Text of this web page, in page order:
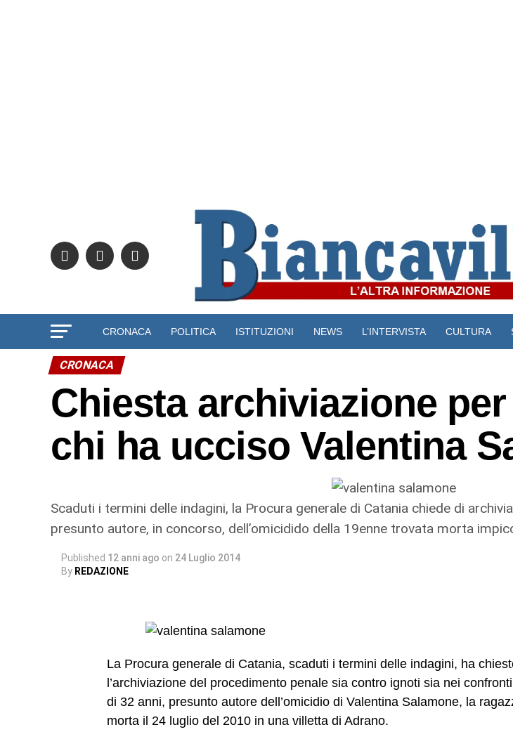
CRONACA POLITICA ISTITUZIONI NEWS L’INTERVISTA CULTURA
CRONACA
Chiesta archiviazione
chi ha ucciso Valentina
Scaduti i termini delle indagini, la Procura generale di Catania chiede di
presunto autore, in concorso, dell’omicidido della 19enne trovata morta
Published 12 anni ago on 24 Luglio 2014
By REDAZIONE
La Procura generale di Catania, scaduti i termini delle indagini, ha
l’archiviazione del procedimento penale sia contro ignoti sia nei
di 32 anni, presunto autore dell’omicidio di Valentina Salamone, la
morta il 24 luglio del 2010 in una villetta di Adrano.